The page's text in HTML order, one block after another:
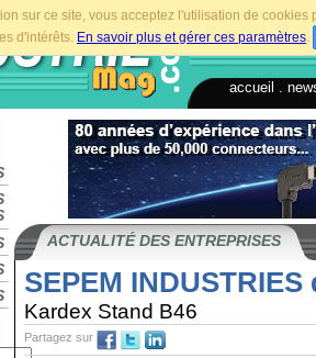
sur ce site, vous acceptez l'utilisation de
d'intérêts. En savoir plus et gérer ces paramètres.
accueil
ACTUALITÉ DES ENTREPRISES
SEPEM INDUSTRIES
Kardex Stand B46
Partagez sur